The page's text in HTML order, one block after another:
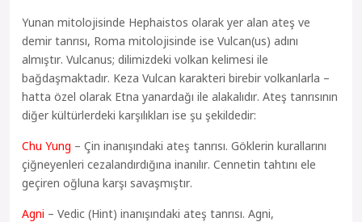
Yunan mitolojisinde Hephaistos olarak yer alan ateş ve
demir tanrısı, Roma mitolojisinde ise Vulcan(us) adını
almıştır. Vulcanus; dilimizdeki volkan kelimesi ile
bağdaşmaktadır. Keza Vulcan karakteri birebir volkanlarla –
hatta özel olarak Etna yanardağı ile alakalıdır. Ateş tanrısının
diğer kültürlerdeki karşılıkları ise şu şekildedir:
Chu Yung – Çin inanışındaki ateş tanrısı. Göklerin kurallarını
çiğneyenleri cezalandırdığına inanılır. Cennetin tahtını ele
geçiren oğluna karşı savaşmıştır.
Agni – Vedic (Hint) inanışındaki ateş tanrısı. Agni,